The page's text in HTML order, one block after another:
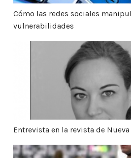
Cómo las redes sociales
vulnerabilidades
Entrevista en la revista de
Entrevista en la revista de Nueva
Artículo en el periódico El